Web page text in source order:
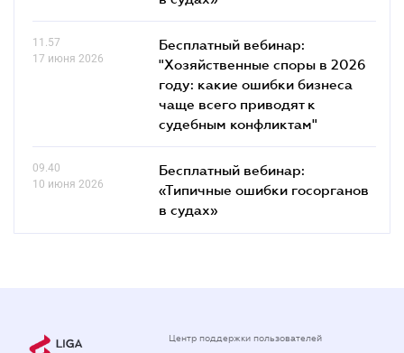
11.57
17 июня 2026
Бесплатный вебинар:
"Хозяйственные споры в 2026
году: какие ошибки бизнеса
чаще всего приводят к
судебным конфликтам"
09.40
10 июня 2026
Бесплатный вебинар:
«Типичные ошибки госорганов
в судах»
Центр поддержки пользователей